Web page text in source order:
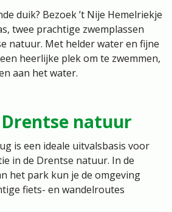
duik? Bezoek ’t Nije Hemelriekje
twee prachtige zwemplassen
natuur. Met helder water en fijne
heerlijke plek om te zwemmen,
aan het water.
natuur
is een ideale uitvalsbasis voor
in de Drentse natuur. In de
het park kun je de omgeving
fiets- en wandelroutes